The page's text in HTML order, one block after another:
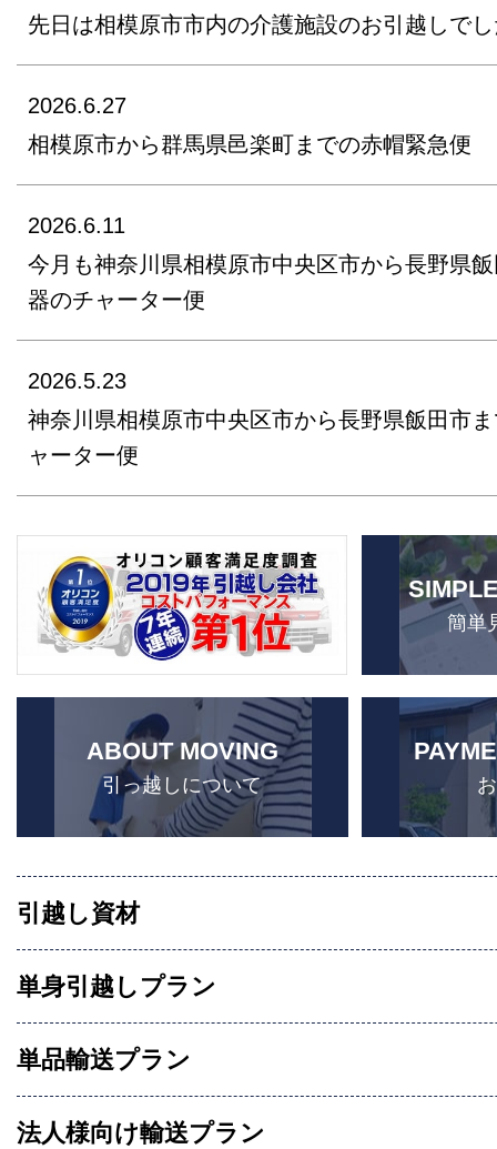
先日は相模原市市内の介護施設のお引越しで
2026.6.27
相模原市から群馬県邑楽町までの赤帽緊急便
2026.6.11
今月も神奈川県相模原市中央区市から長野県
器のチャーター便
2026.5.23
神奈川県相模原市中央区市から長野県飯田市
ャーター便
簡単
ABOUT MOVING
引っ越しについて
引越し資材
単身引越しプラン
単品輸送プラン
法人様向け輸送プラン